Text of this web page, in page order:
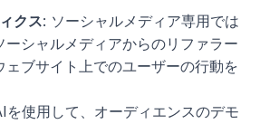
クス: ソーシャルメディア専用では
ーシャルメディアからのリファラー
ェブサイト上でのユーザーの行動を
を使用して、オーディエンスのデモ